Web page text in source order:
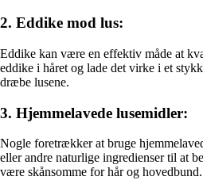
2. Eddike mod lus:
Eddike kan være en effektiv måde at
eddike i håret og lade det virke i et
dræbe lusene.
3. Hjemmelavede lusemidler:
Nogle foretrækker at bruge
eller andre naturlige ingredienser til at
være skånsomme for hår og hovedbund.